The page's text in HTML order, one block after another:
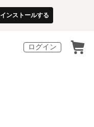
インストールする
ログイン